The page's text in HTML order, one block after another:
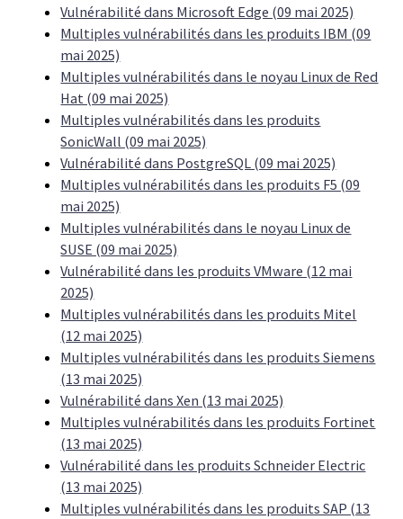
Vulnérabilité dans Microsoft Edge (09 mai 2025)
Multiples vulnérabilités dans les produits IBM (09
mai 2025)
Multiples vulnérabilités dans le noyau Linux de Red
Hat (09 mai 2025)
Multiples vulnérabilités dans les produits
SonicWall (09 mai 2025)
Vulnérabilité dans PostgreSQL (09 mai 2025)
Multiples vulnérabilités dans les produits F5 (09
mai 2025)
Multiples vulnérabilités dans le noyau Linux de
SUSE (09 mai 2025)
Vulnérabilité dans les produits VMware (12 mai
2025)
Multiples vulnérabilités dans les produits Mitel
(12 mai 2025)
Multiples vulnérabilités dans les produits Siemens
(13 mai 2025)
Vulnérabilité dans Xen (13 mai 2025)
Multiples vulnérabilités dans les produits Fortinet
(13 mai 2025)
Vulnérabilité dans les produits Schneider Electric
(13 mai 2025)
Multiples vulnérabilités dans les produits SAP (13